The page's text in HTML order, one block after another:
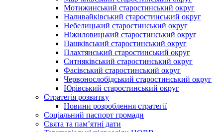
Мотижинський старостинський округ
Наливайківський старостинський округ
Небелицький старостинський округ
Ніжиловицький старостинський округ
Пашківський старостинський округ
Плахтянський старостинський округ
Ситняківський старостинський округ
Фасівський старостинський округ
Червонослобідський старостинський округ
Юрівський старостинський округ
Стратегія розвитку
Новини розроблення стратегії
Соціальний паспорт громади
Свята та пам’ятні дати